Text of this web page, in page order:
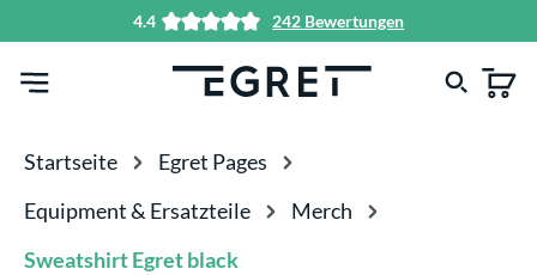
4.4 242 Bewertungen
Startseite
Egret Pages
Equipment & Ersatzteile
Merch
Sweatshirt Egret black